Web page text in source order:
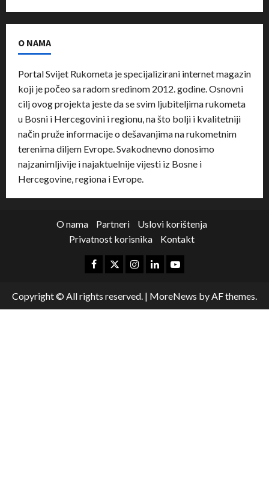
O NAMA
Portal Svijet Rukometa je specijalizirani internet magazin
koji je počeo sa radom sredinom 2012. godine. Osnovni
cilj ovog projekta jeste da se svim ljubiteljima rukometa
u Bosni i Hercegovini i regionu, na što bolji i kvalitetniji
način pruže informacije o dešavanjima na rukometnim
terenima diljem Evrope. Svakodnevno donosimo
najzanimljivije i najaktuelnije vijesti iz Bosne i
Hercegovine, regiona i Evrope.
O nama Partneri
Uslovi korištenja
Privatnost korisnika
Kontakt
Copyright © All rights reserved. | MoreNews by AF themes.